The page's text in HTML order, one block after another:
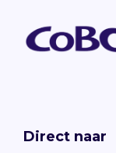
Direct naar